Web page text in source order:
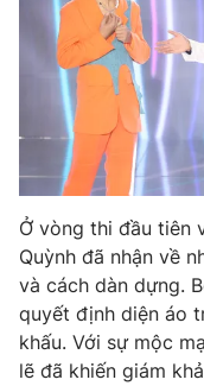
Cơ quan chủ quản:Đài
Cơ quan báo chí:
Thời
Giấy phép hoạt động
cấp ngày 29/12/2023
Tổng Biên tập:Vũ
Phó Tổng Biên tập:
Nguyễn Trọng Ninh
Tổng đài VTV:024.38
Ðiện thoại Thời báo
Email: toasoan@vtv.vn
Liên hệ quảng cáo:
Ở vòng thi đầu tiên
Quỳnh đã nhận về
và cách dàn dựng.
quyết định diện áo
khấu. Với sự mộc
lẽ đã khiến giám